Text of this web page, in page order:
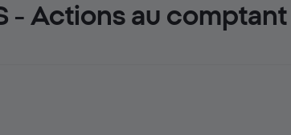
- Actions au comptant